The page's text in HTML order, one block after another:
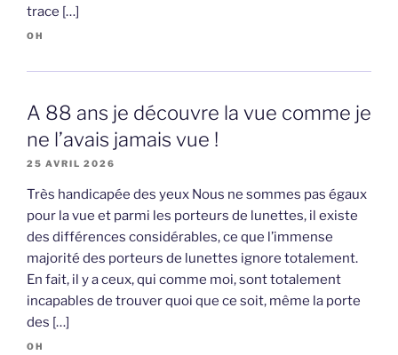
trace […]
OH
A 88 ans je découvre la vue comme je
ne l’avais jamais vue !
25 AVRIL 2026
Très handicapée des yeux Nous ne sommes pas égaux
pour la vue et parmi les porteurs de lunettes, il existe
des différences considérables, ce que l’immense
majorité des porteurs de lunettes ignore totalement.
En fait, il y a ceux, qui comme moi, sont totalement
incapables de trouver quoi que ce soit, même la porte
des […]
OH